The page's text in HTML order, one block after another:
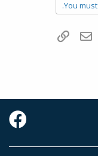
You
WhatsAppדואר אלקטרוני